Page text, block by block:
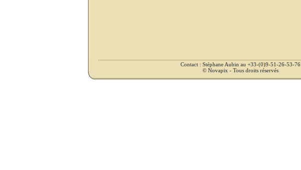
Contact : Stéphane Aubin au +33-(0)9-51-26-53-76
© Novapix - Tous droits réservés